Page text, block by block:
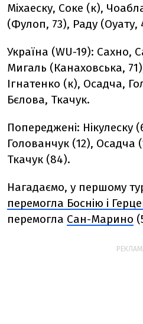
Міхаеску, Соке (к),
(Фулоп, 73), Раду (Оуату,
Україна (WU-19): Сахно,
Мигаль (Канаховська,
Ігнатенко (к), Осадча,
Бєлова, Ткачук.
Попереджені:
Голованчук (12), Осадча
Ткачук (84).
Нагадаємо, у першому
перемогла Боснію і
перемогла Сан-Марино